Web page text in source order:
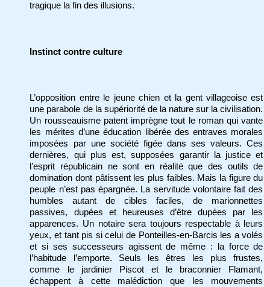
tragique la fin des illusions.
Instinct contre culture
L’opposition entre le jeune chien et la gent villageoise est
une parabole de la supériorité de la nature sur la civilisation.
Un rousseauisme patent imprègne tout le roman qui vante
les mérites d’une éducation libérée des entraves morales
imposées par une société figée dans ses valeurs. Ces
dernières, qui plus est, supposées garantir la justice et
l’esprit républicain ne sont en réalité que des outils de
domination dont pâtissent les plus faibles. Mais la figure du
peuple n’est pas épargnée. La servitude volontaire fait des
humbles autant de cibles faciles, de marionnettes
passives, dupées et heureuses d’être dupées par les
apparences. Un notaire sera toujours respectable à leurs
yeux, et tant pis si celui de Ponteilles-en-Barcis les a volés
et si ses successeurs agissent de même : la force de
l’habitude l’emporte. Seuls les êtres les plus frustes,
comme le jardinier Piscot et le braconnier Flamant,
échappent à cette malédiction que les mouvements